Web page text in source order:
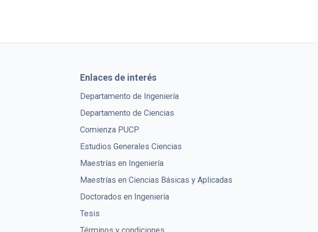
Enlaces de interés
Departamento de Ingeniería
Departamento de Ciencias
Comienza PUCP
Estudios Generales Ciencias
Maestrías en Ingeniería
Maestrías en Ciencias Básicas y Aplicadas
Doctorados en Ingeniería
Tesis
Términos y condiciones